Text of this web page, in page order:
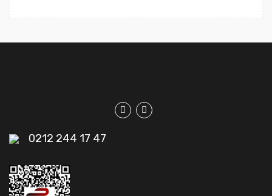
0212 244 17 47